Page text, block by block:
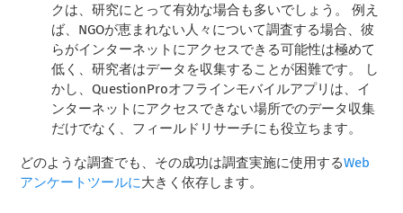
クは、研究にとって有効な場合も多いでしょう。 例え
ば、NGOが恵まれない人々について調査する場合、彼
らがインターネットにアクセスできる可能性は極めて
低く、研究者はデータを収集することが困難です。 し
かし、QuestionProオフラインモバイルアプリは、イ
ンターネットにアクセスできない場所でのデータ収集
だけでなく、フィールドリサーチにも役立ちます。
どのような調査でも、その成功は調査実施に使用するWeb
アンケートツールに大きく依存します。